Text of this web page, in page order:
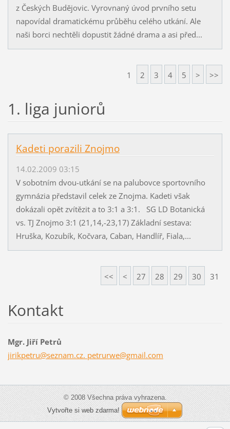
z Českých Budějovic. Vyrovnaný úvod prvního setu
napovídal dramatickému průběhu celého utkání. Ale
naši borci nechtěli dopustit žádné drama a asi před...
1 2 3 4 5 > >>
1. liga juniorů
Kadeti porazili Znojmo
14.02.2009 03:15
V sobotním dvou-utkání se na palubovce sportovního
gymnázia představil celek ze Znojma. Kadeti však
dokázali opět zvítězit a to 3:1 a 3:1. SG LD Botanická
vs. TJ Znojmo 3:1 (21,14,-23,17) Základní sestava:
Hruška, Kozubík, Kočvara, Caban, Handlíř, Fiala,...
<< < 27 28 29 30 31
Kontakt
Mgr. Jiří Petrů
jirikpetru@seznam.cz. petrurwe@gmail.com
© 2008 Všechna práva vyhrazena.
Vytvořte si web zdarma!